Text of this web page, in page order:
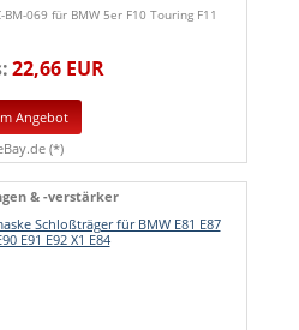
069 für BMW 5er F10 Touring F11
22,66 EUR
Angebot
(*)
& -verstärker